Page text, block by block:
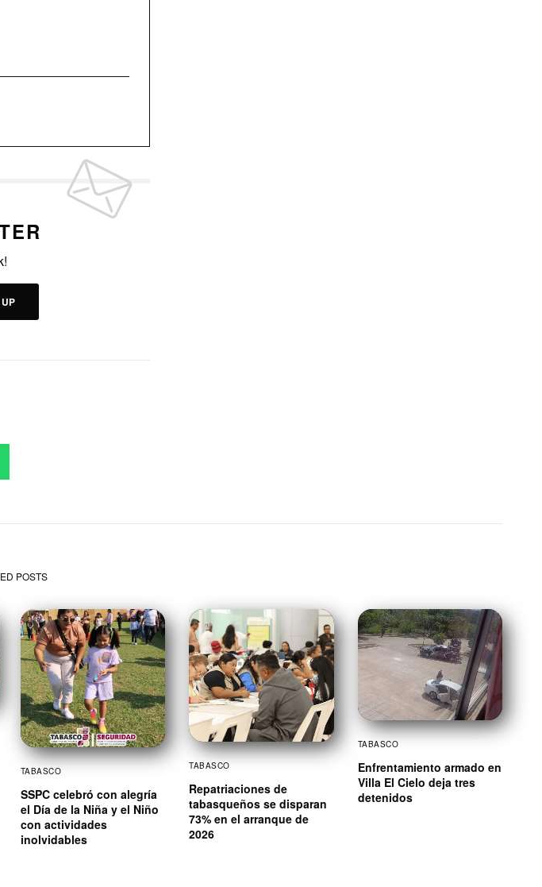
POSTS
TABASCO
SSPC celebró con alegría
el Día de la Niña y el Niño
con actividades
inolvidables
TABASCO
Repatriaciones de
tabasqueños se disparan
73% en el arranque de
2026
TABASCO
Enfrentamiento armado en
Villa El Cielo deja tres
detenidos